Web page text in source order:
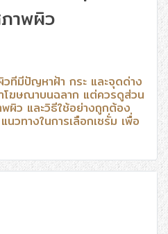
าพผิว
วที่มีปัญหาฝ้า กระ และจุดด่าง
โฆษณาบนฉลาก แต่ควรดูส่วน
ผิว และวิธีใช้อย่างถูกต้อง
วทางในการเลือกเซรั่ม เพื่อ
มาะสมและตอบโจทย์การใช้